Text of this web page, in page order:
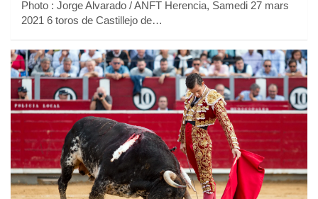
Photo : Jorge Alvarado / ANFT Herencia, Samedi 27 mars
2021 6 toros de Castillejo de…